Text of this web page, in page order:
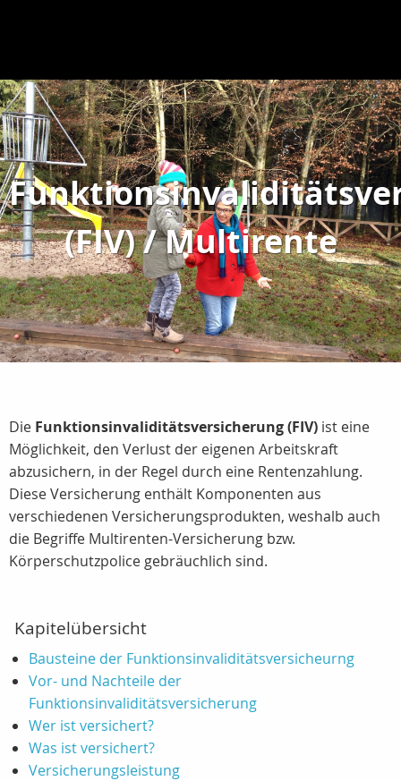
(FIV) / Multirente
Die Funktionsinvaliditätsversicherung (FIV) ist eine
Möglichkeit, den Verlust der eigenen Arbeitskraft
abzusichern, in der Regel durch eine Rentenzahlung.
Diese Versicherung enthält Komponenten aus
verschiedenen Versicherungsprodukten, weshalb auch
die Begriffe Multirenten-Versicherung bzw.
Körperschutzpolice gebräuchlich sind.
Kapitelübersicht
Bausteine der Funktionsinvaliditätsversicheurng
Vor- und Nachteile der
Funktionsinvaliditätsversicherung
Wer ist versichert?
Was ist versichert?
Versicherungsleistung